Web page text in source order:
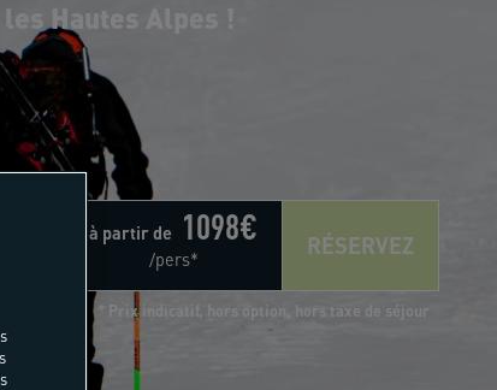
Hautes Alpes !
à partir de 1098€
/pers* RÉSERVEZ
* Prix indicatif, hors option, hors taxe de séjour